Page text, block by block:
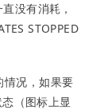
没有消耗，
STOPPED
情况，如果要
（图标上显